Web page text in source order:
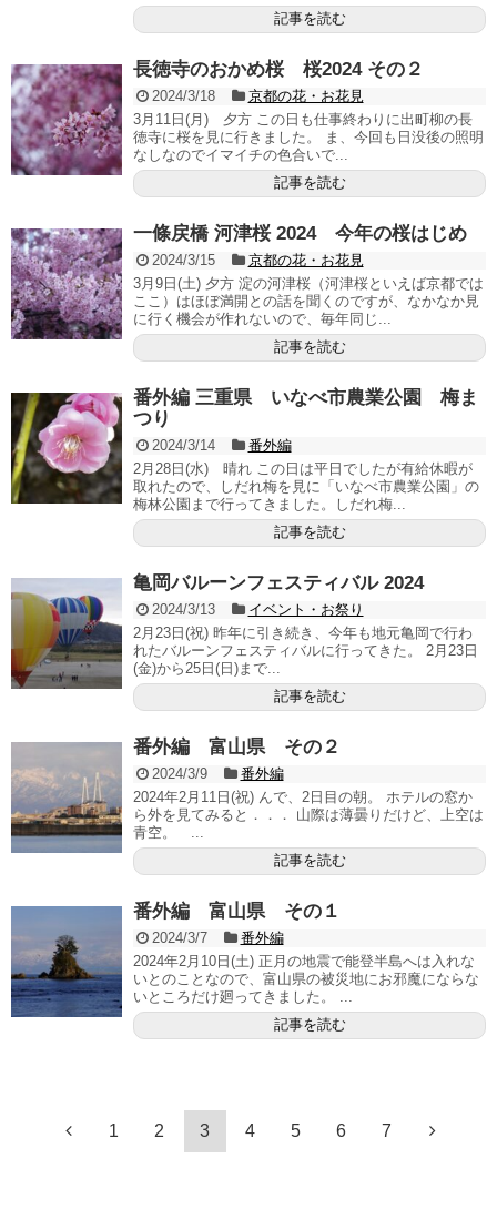
記事を読む
長徳寺のおかめ桜 桜2024 その２
2024/3/18
京都の花・お花見
3月11日(月) 夕方 この日も仕事終わりに出町柳の長
徳寺に桜を見に行きました。 ま、今回も日没後の照明
なしなのでイマイチの色合いで...
記事を読む
一條戻橋 河津桜 2024 今年の桜はじめ
2024/3/15
京都の花・お花見
3月9日(土) 夕方 淀の河津桜（河津桜といえば京都では
ここ）はほぼ満開との話を聞くのですが、なかなか見
に行く機会が作れないので、毎年同じ...
記事を読む
番外編 三重県 いなべ市農業公園 梅ま
つり
2024/3/14
番外編
2月28日(水) 晴れ この日は平日でしたが有給休暇が
取れたので、しだれ梅を見に「いなべ市農業公園」の
梅林公園まで行ってきました。しだれ梅...
記事を読む
亀岡バルーンフェスティバル 2024
2024/3/13
イベント・お祭り
2月23日(祝) 昨年に引き続き、今年も地元亀岡で行わ
れたバルーンフェスティバルに行ってきた。 2月23日
(金)から25日(日)まで...
記事を読む
番外編 富山県 その２
2024/3/9
番外編
2024年2月11日(祝) んで、2日目の朝。 ホテルの窓か
ら外を見てみると．．． 山際は薄曇りだけど、上空は
青空。 ...
記事を読む
番外編 富山県 その１
2024/3/7
番外編
2024年2月10日(土) 正月の地震で能登半島へは入れな
いとのことなので、富山県の被災地にお邪魔にならな
いところだけ廻ってきました。 ...
記事を読む
1 2 3 4 5 6 7